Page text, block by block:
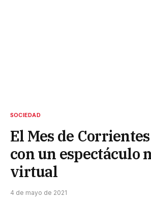
SOCIEDAD
El Mes de
con un espectáculo
virtual
4 de mayo de 2021